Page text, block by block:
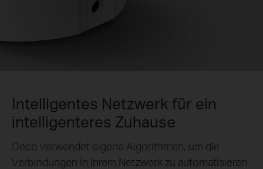
Intelligentes Netzwerk für ein
intelligenteres Zuhause
Deco verwendet eigene Algorithmen, um die
Verbindungen in Ihrem Netzwerk zu automatisieren